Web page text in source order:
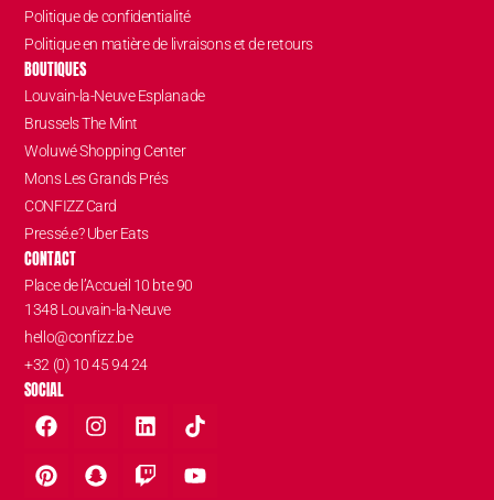
Politique de confidentialité
Politique en matière de livraisons et de retours
BOUTIQUES
Louvain-la-Neuve Esplanade
Brussels The Mint
Woluwé Shopping Center
Mons Les Grands Prés
CONFIZZ Card
Pressé.e? Uber Eats
CONTACT
Place de l’Accueil 10 bte 90
1348 Louvain-la-Neuve
hello@confizz.be
+32 (0) 10 45 94 24
SOCIAL